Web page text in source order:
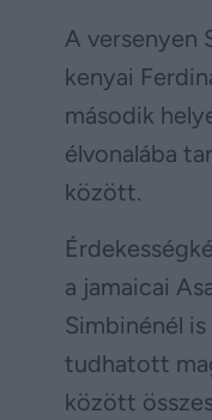
A versenyen
kenyai
második
élvonalába
között.
a jamaicai
Simbinénél
tudhatott
között